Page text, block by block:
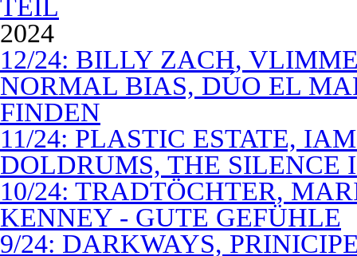
TEIL
2024
12/24: BILLY ZACH,
NORMAL BIAS, DÚO EL
FINDEN
11/24: PLASTIC ESTATE,
DOLDRUMS, THE SILENCE
10/24: TRADTÖCHTER,
KENNEY - GUTE GEFÜHLE
9/24: DARKWAYS,